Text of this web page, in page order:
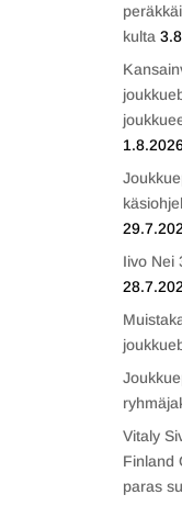
kulta
Iivo Nei
Vitaly
Finland
paras